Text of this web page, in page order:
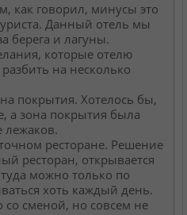
как говорил, минусы это
Данный отель мы
берега и лагуны.
которые отелю
на несколько
покрытия. Хотелось бы,
а зона покрытия была
лежаков.
ресторане. Решение
ресторан, открывается
можно только по
хоть каждый день.
сменой, но совсем не